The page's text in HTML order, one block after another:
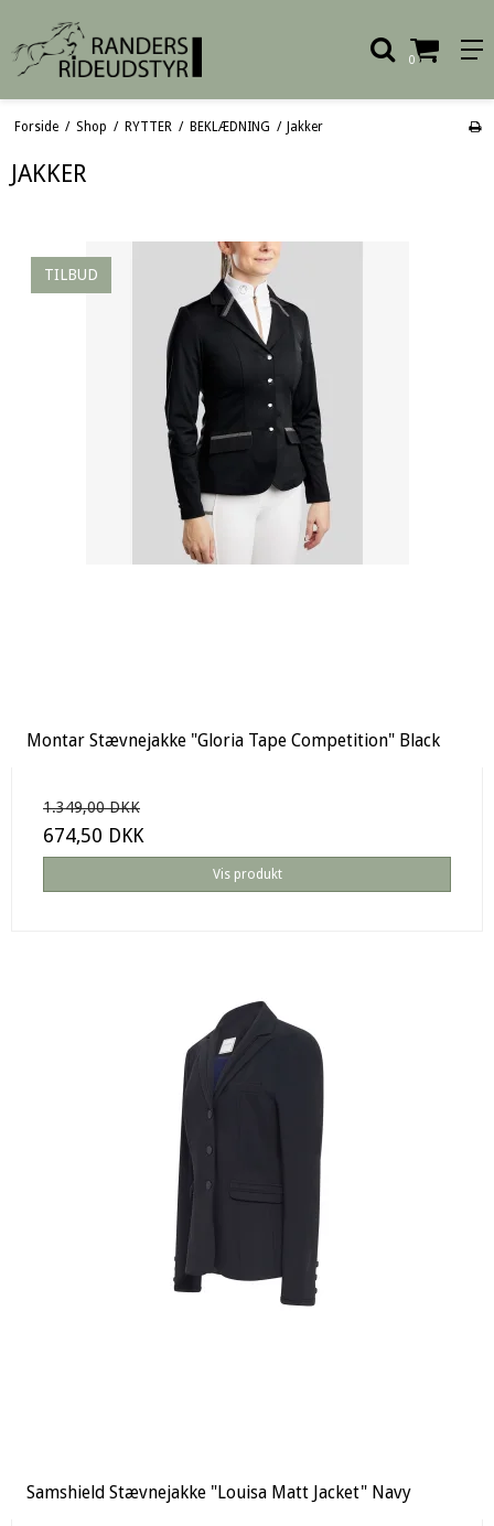
0
Forside / Shop / RYTTER / BEKLÆDNING / Jakker
JAKKER
TILBUD
Montar Stævnejakke "Gloria Tape Competition" Black
1.349,00 DKK
674,50 DKK
Vis produkt
Samshield Stævnejakke "Louisa Matt Jacket" Navy